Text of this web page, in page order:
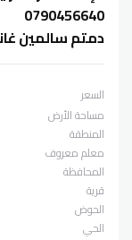
0790456640
دمتم سالمين
السعر
مساحة الأرض
المنطقة
معلم معروف
المحافظة
قرية
الحوض
الحي